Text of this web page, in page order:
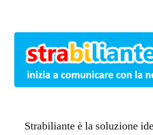
Strabiliante è la soluzione